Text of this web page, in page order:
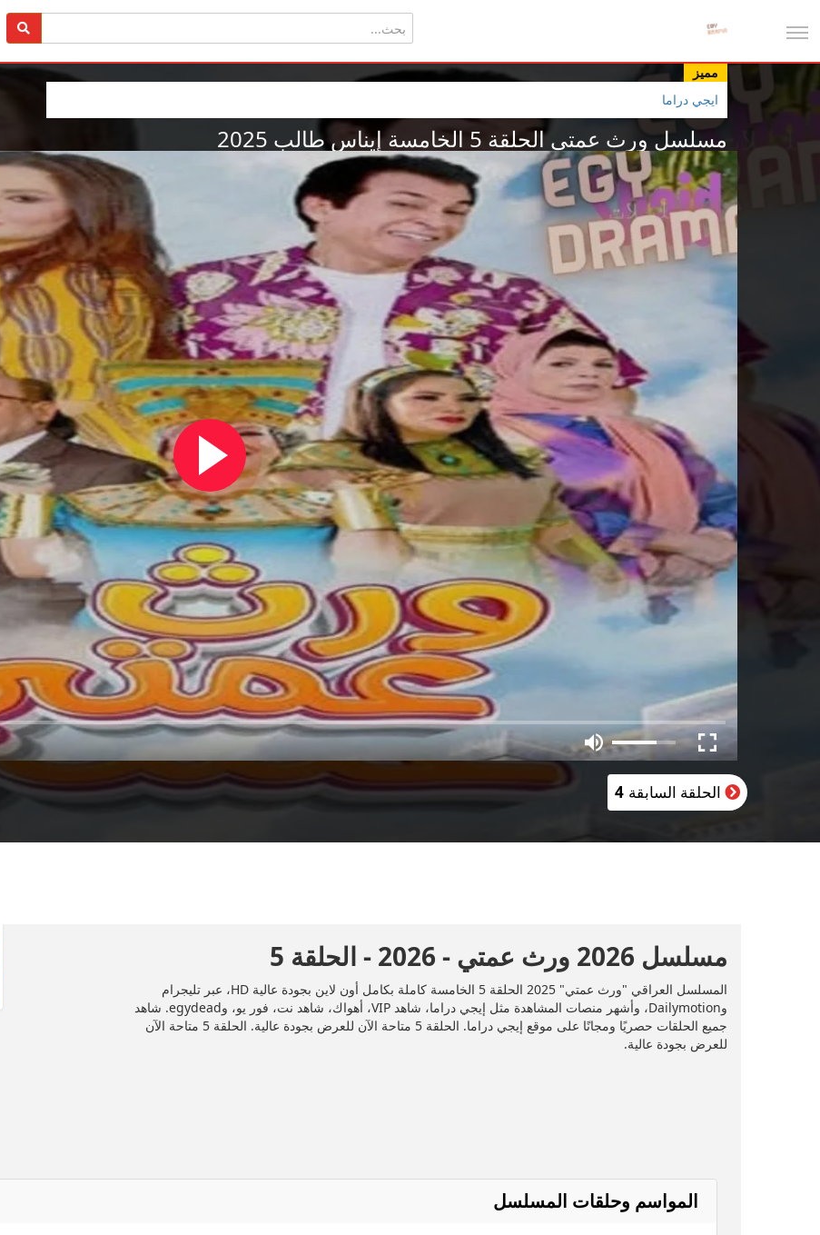
مميز
ايجي دراما
مسلسل ورث عمتي الحلقة 5 الخامسة إيناس طالب 2025
الحلقة السابقة 4
مسلسل 2026 ورث عمتي - 2026 - الحلقة 5
المسلسل العراقي "ورث عمتي" 2025 الحلقة 5 الخامسة كاملة بكامل أون لاين بجودة عالية HD، عبر تليجرام
وDailymotion، وأشهر منصات المشاهدة مثل إيجي دراما، شاهد VIP، أهواك، شاهد نت، فور يو، وegydead. شاهد
جميع الحلقات حصريًا ومجانًا على موقع إيجي دراما. الحلقة 5 متاحة الآن للعرض بجودة عالية. الحلقة 5 متاحة الآن
للعرض بجودة عالية.
المواسم وحلقات المسلسل